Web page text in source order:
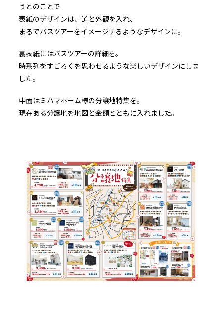
うとのことで
表紙のデザインは、道と外観を入れ、
まるでバスツアーをイメージするようなデザインに。
裏表紙にはバスツアーの詳細を。
時系列をすごろくを思わせるような楽しいデザインにしま
した。
中面はミハマホーム様の分譲地特集を。
現在ある分譲地を地図と金額とともに入れました。